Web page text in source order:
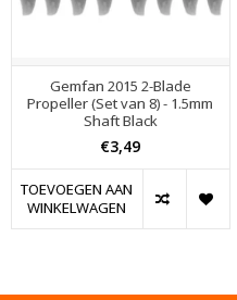
Gemfan 2015 2-Blade
Propeller (Set van 8) - 1.5mm
Shaft Black
€3,49
TOEVOEGEN AAN
WINKELWAGEN